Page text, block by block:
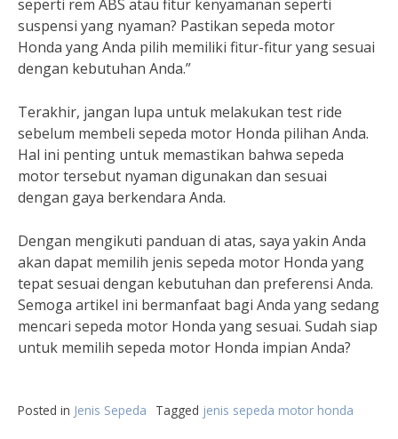
seperti rem ABS atau fitur kenyamanan seperti
suspensi yang nyaman? Pastikan sepeda motor
Honda yang Anda pilih memiliki fitur-fitur yang sesuai
dengan kebutuhan Anda.”
Terakhir, jangan lupa untuk melakukan test ride
sebelum membeli sepeda motor Honda pilihan Anda.
Hal ini penting untuk memastikan bahwa sepeda
motor tersebut nyaman digunakan dan sesuai
dengan gaya berkendara Anda.
Dengan mengikuti panduan di atas, saya yakin Anda
akan dapat memilih jenis sepeda motor Honda yang
tepat sesuai dengan kebutuhan dan preferensi Anda.
Semoga artikel ini bermanfaat bagi Anda yang sedang
mencari sepeda motor Honda yang sesuai. Sudah siap
untuk memilih sepeda motor Honda impian Anda?
Posted in Jenis Sepeda Tagged jenis sepeda motor honda